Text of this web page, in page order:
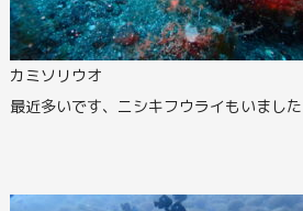
カミソリウオ
最近多いです、ニシキフウライもいました